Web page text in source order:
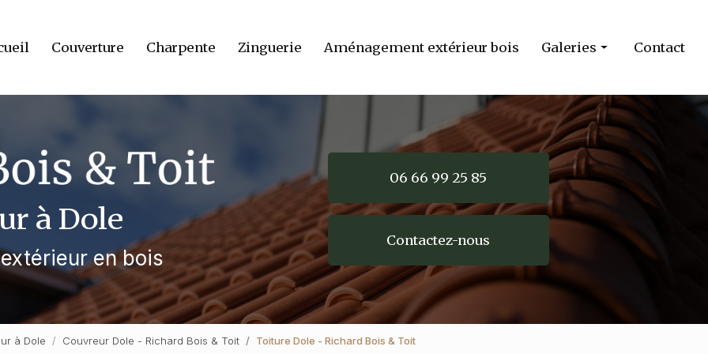
Couverture Charpente Zinguerie Aménagement extérieur bois Galeries
Couverture
Charpente
Zinguerie
Aménagement extérieur bois
Contact
à Dole
en bois
06 66 99 25 85
Contactez-nous
à Dole Couvreur Dole - Richard Bois & Toit Toiture Dole - Richard Bois & Toit